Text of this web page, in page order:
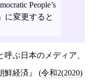
People’s
に変更すると
呼ぶ日本のメディア、
鮮経済 (令和2(2020)